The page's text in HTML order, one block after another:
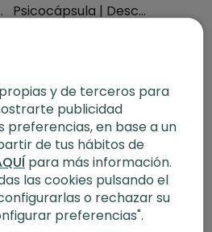
con Xuan Lan Psicocápsula | Descanso
con Agus Psicocápsula | Exigencia y Humor
y de terceros para
publicidad
preferencias, en base a un
de tus hábitos de
para más información.
las cookies pulsando el
o rechazar su
preferencias".